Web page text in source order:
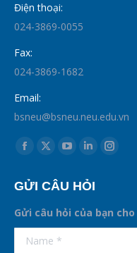
Điện thoại:
024-3869-0055
Fax:
024-3869-1682
Email:
bsneu@bsneu.neu.edu.vn
Find us on:
Facebook
opens
in
new
window
X
opens
in
new
window
YouTube
opens
in
new
Linkedin
opens
in
new
in
new
GỬI CÂU HỎI
Gửi câu hỏi của bạn
supertotobet
betist
Name *